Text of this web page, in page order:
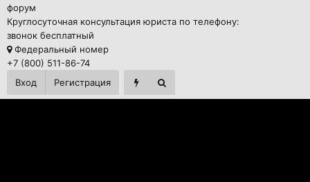
форум
Круглосуточная консультация юриста по телефону:
звонок бесплатный
Федеральный номер
+7 (800) 511-86-74
Вход
Регистрация